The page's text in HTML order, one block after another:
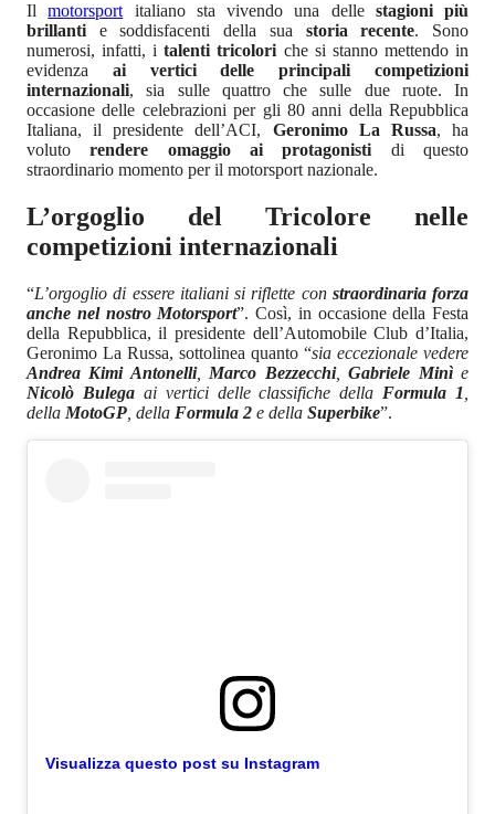
Ilmotorsport italiano sta vivendo una delle stagioni più
brillanti e soddisfacenti della sua storia recente. Sono
numerosi, infatti, italenti tricolori che si stanno mettendo in
evidenza ai vertici delle principali competizioni
internazionali, sia sulle quattro che sulle due ruote. In
occasione delle celebrazioni per gli 80 anni della Repubblica
Italiana, il presidente dell’ACI, Geronimo La Russa, ha
volutorendere omaggio ai protagonisti di questo
straordinario momento per il motorsport nazionale.
L’orgoglio del Tricolore nelle
competizioni internazionali
“L’orgoglio di essere italiani si riflette con straordinaria forza
anche nel nostro Motorsport”. Così, in occasione della Festa
della Repubblica, il presidente dell’Automobile Club d’Italia,
Geronimo La Russa, sottolinea quanto “sia eccezionale vedere
Andrea Kimi Antonelli, Marco Bezzecchi,Gabriele Minìe
Nicolò Bulegaai vertici delle classifiche della Formula 1
della MotoGP , della Formula 2 e della Superbike”.
Visualizza questo post su Instagram